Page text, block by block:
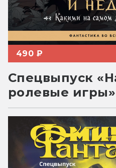
490 ₽
Спецвыпуск
ролевые игры»